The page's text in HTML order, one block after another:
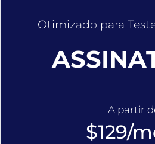
Otimizado para
A partir
$129/